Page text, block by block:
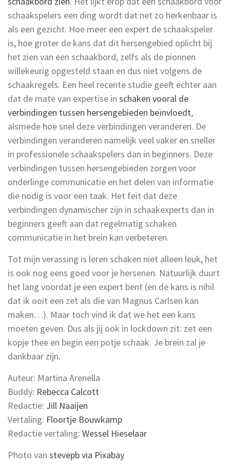
schaakspelers een ding wordt dat net zo herkenbaar is
als een gezicht. Hoe meer een expert de schaakspeler
is, hoe groter de kans dat dit hersengebied oplicht bij
het zien van een schaakbord, zelfs als de pionnen
willekeurig opgesteld staan en dus niet volgens de
schaakregels. Een heel recente studie geeft echter aan
dat de mate van expertise in schaken vooral de
verbindingen tussen hersengebieden beïnvloedt,
alsmede hoe snel deze verbindingen veranderen. De
verbindingen veranderen namelijk veel vaker en sneller
in professionele schaakspelers dan in beginners. Deze
verbindingen tussen hersengebieden zorgen voor
onderlinge communicatie en het delen van informatie
die nodig is voor een taak. Het feit dat deze
verbindingen dynamischer zijn in schaakexperts dan in
beginners geeft aan dat regelmatig schaken
communicatie in het brein kan verbeteren.
Tot mijn verassing is leren schaken niet alleen leuk, het
is ook nog eens goed voor je hersenen. Natuurlijk duurt
het lang voordat je een expert bent (en de kans is nihil
dat ik ooit een zet als die van Magnus Carlsen kan
maken…). Maar toch vind ik dat we het een kans
moeten geven. Dus als jij ook in lockdown zit: zet een
kopje thee en begin een potje schaak. Je brein zal je
dankbaar zijn.
Auteur: Martina Arenella
Buddy: Rebecca Calcott
Redactie: Jill Naaijen
Vertaling: Floortje Bouwkamp
Redactie vertaling: Wessel Hieselaar
Photo van stevepb via Pixabay